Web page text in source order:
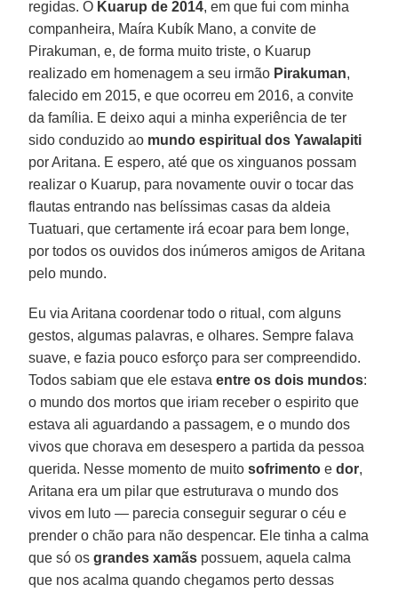
regidas. O Kuarup de 2014, em que fui com minha
companheira, Maíra Kubík Mano, a convite de
Pirakuman, e, de forma muito triste, o Kuarup
realizado em homenagem a seu irmão Pirakuman,
falecido em 2015, e que ocorreu em 2016, a convite
da família. E deixo aqui a minha experiência de ter
sido conduzido ao mundo espiritual dos Yawalapiti
por Aritana. E espero, até que os xinguanos possam
realizar o Kuarup, para novamente ouvir o tocar das
flautas entrando nas belíssimas casas da aldeia
Tuatuari, que certamente irá ecoar para bem longe,
por todos os ouvidos dos inúmeros amigos de Aritana
pelo mundo.
Eu via Aritana coordenar todo o ritual, com alguns
gestos, algumas palavras, e olhares. Sempre falava
suave, e fazia pouco esforço para ser compreendido.
Todos sabiam que ele estavaentre os dois mundos:
o mundo dos mortos que iriam receber o espirito que
estava ali aguardando a passagem, e o mundo dos
vivos que chorava em desespero a partida da pessoa
querida. Nesse momento de muitosofrimento edor,
Aritana era um pilar que estruturava o mundo dos
vivos em luto — parecia conseguir segurar o céu e
prender o chão para não despencar. Ele tinha a calma
que só osgrandes xamãs possuem, aquela calma
que nos acalma quando chegamos perto dessas